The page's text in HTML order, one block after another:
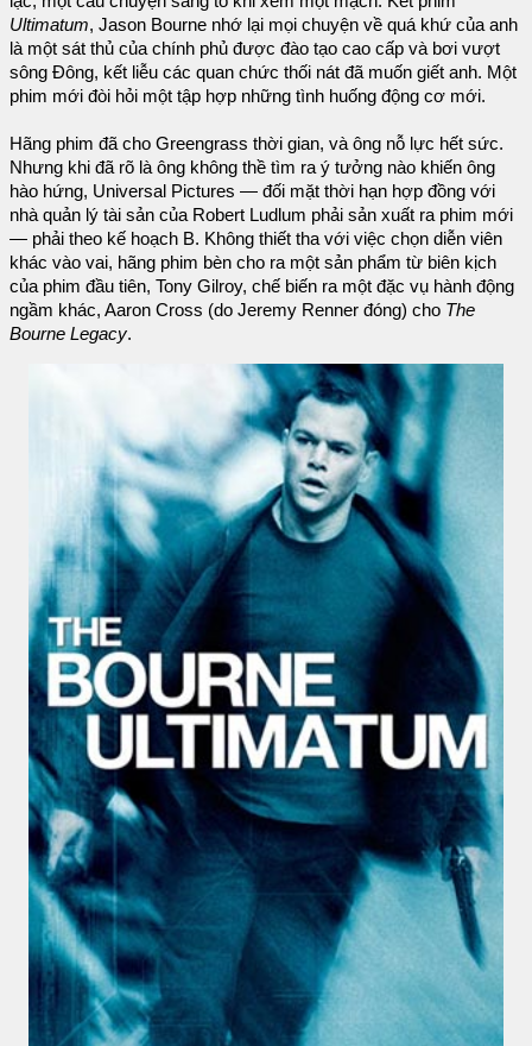
Ultimatum, Jason Bourne nhớ lại mọi chuyện về quá khứ của anh
là một sát thủ của chính phủ được đào tạo cao cấp và bơi vượt
sông Đông, kết liễu các quan chức thối nát đã muốn giết anh. Một
phim mới đòi hỏi một tập hợp những tình huống động cơ mới.
Hãng phim đã cho Greengrass thời gian, và ông nỗ lực hết sức.
Nhưng khi đã rõ là ông không thề tìm ra ý tưởng nào khiến ông
hào hứng, Universal Pictures — đối mặt thời hạn hợp đồng với
nhà quản lý tài sản của Robert Ludlum phải sản xuất ra phim mới
— phải theo kế hoạch B. Không thiết tha với việc chọn diễn viên
khác vào vai, hãng phim bèn cho ra một sản phẩm từ biên kịch
của phim đầu tiên, Tony Gilroy, chế biến ra một đặc vụ hành động
ngầm khác, Aaron Cross (do Jeremy Renner đóng) cho The
Bourne Legacy.